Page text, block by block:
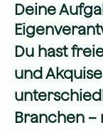
Deine
Du hast
und
Branchen –